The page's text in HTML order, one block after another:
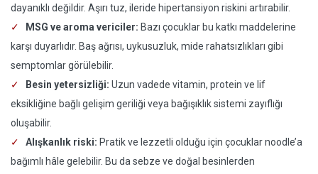
dayanıklı değildir. Aşırı tuz, ileride hipertansiyon riskini artırabilir.
MSG ve aroma vericiler: Bazı çocuklar bu katkı maddelerine
karşı duyarlıdır. Baş ağrısı, uykusuzluk, mide rahatsızlıkları gibi
semptomlar görülebilir.
Besin yetersizliği: Uzun vadede vitamin, protein ve lif
eksikliğine bağlı gelişim geriliği veya bağışıklık sistemi zayıflığı
oluşabilir.
Alışkanlık riski: Pratik ve lezzetli olduğu için çocuklar noodle’a
bağımlı hâle gelebilir. Bu da sebze ve doğal besinlerden